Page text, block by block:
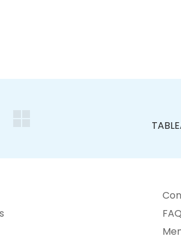
FAQ